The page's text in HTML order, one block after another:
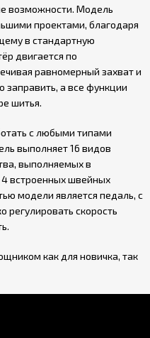
возможности. Модель
проектами, благодаря
в стандартную
двигается по
равномерный захват и
а все функции
шитья.
с любыми типами
выполняет 16 видов
выполняемых в
встроенных швейных
модели является педаль, с
скорость
как для новичка, так